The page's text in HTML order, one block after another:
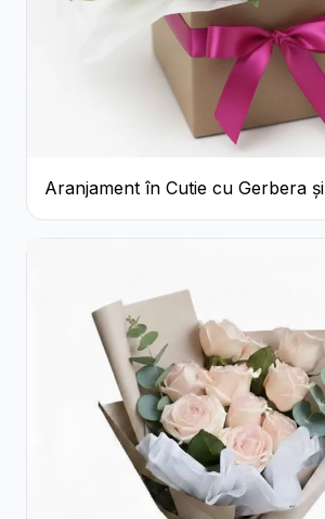
Aranjament în Cutie cu Gerbera și
Trandafiri Roz